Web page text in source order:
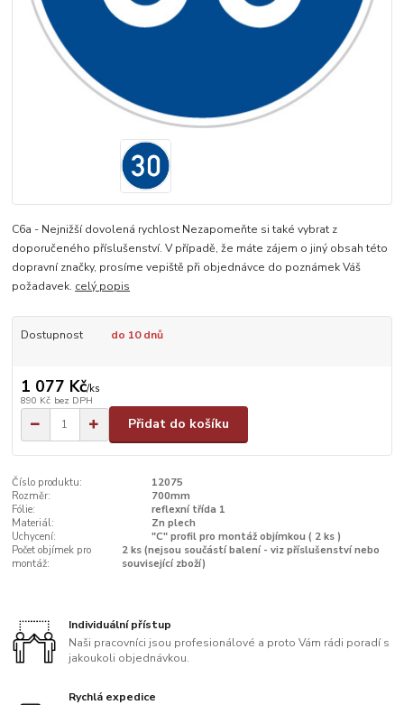
C6a - Nejnižší dovolená rychlost Nezapomeňte si také vybrat z
doporučeného příslušenství. V případě, že máte zájem o jiný obsah této
dopravní značky, prosíme vepiště při objednávce do poznámek Váš
požadavek. celý popis
Dostupnost do 10 dnů
1 077 Kč/ks
890 Kč bez DPH
Přidat do košíku
Číslo produktu:
12075
Rozměr:
700mm
Fólie:
reflexní třída 1
Materiál:
Zn plech
Uchycení:
"C" profil pro montáž objímkou ( 2 ks )
Počet objímek pro
montáž:
2 ks (nejsou součástí balení - viz příslušenství nebo
související zboží)
Individuální přístup
Naši pracovníci jsou profesionálové a proto Vám rádi poradí s
jakoukoli objednávkou.
Rychlá expedice